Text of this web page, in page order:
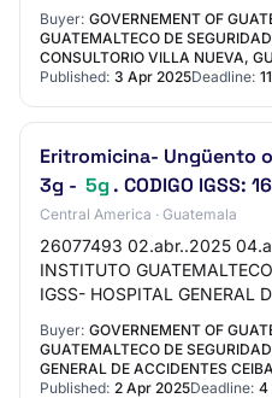
OFTALMICO 0…
Buyer: GOVERNEMENT OF
GUATEMALTECO DE
CONSULTORIO VILLA NUEVA,
Published: 3 Apr 2025Deadline:
Eritromicina- Ungüento
3g - 5g . CODIGO IGSS:
Central America · Guatemala
26077493 02.abr..2025
INSTITUTO
IGSS- HOSPITAL GENERAL
Eritrom…
Buyer: GOVERNEMENT OF
GUATEMALTECO DE
GENERAL DE ACCIDENTES
Published: 2 Apr 2025Deadline: 4